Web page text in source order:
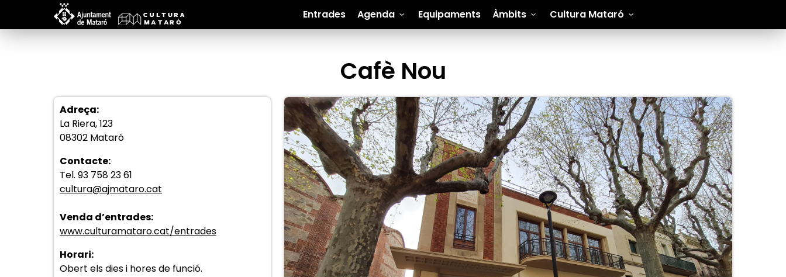
Entrades Agenda Equipaments Àmbits Cultura Mataró
Cafè Nou
Adreça:
La Riera, 123
08302 Mataró
Contacte:
Tel. 93 758 23 61
cultura@ajmataro.cat
Venda d’entrades:
www.culturamataro.cat/entrades
Horari:
Obert els dies i hores de funció.